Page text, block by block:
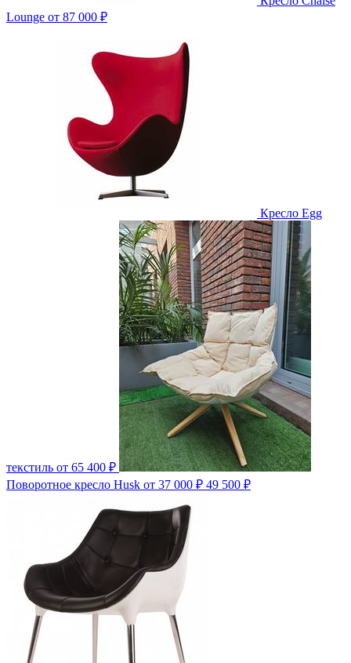
Lounge от 87 000 ₽
Кресло Egg
текстиль от 65 400 ₽
Поворотное кресло Husk от 37 000 ₽ 49 500 ₽